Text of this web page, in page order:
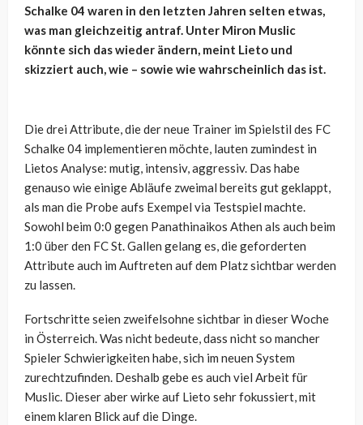
Schalke 04 waren in den letzten Jahren selten etwas,
was man gleichzeitig antraf. Unter Miron Muslic
könnte sich das wieder ändern, meint Lieto und
skizziert auch, wie – sowie wie wahrscheinlich das ist.
Die drei Attribute, die der neue Trainer im Spielstil des FC
Schalke 04 implementieren möchte, lauten zumindest in
Lietos Analyse: mutig, intensiv, aggressiv. Das habe
genauso wie einige Abläufe zweimal bereits gut geklappt,
als man die Probe aufs Exempel via Testspiel machte.
Sowohl beim 0:0 gegen Panathinaikos Athen als auch beim
1:0 über den FC St. Gallen gelang es, die geforderten
Attribute auch im Auftreten auf dem Platz sichtbar werden
zu lassen.
Fortschritte seien zweifelsohne sichtbar in dieser Woche
in Österreich. Was nicht bedeute, dass nicht so mancher
Spieler Schwierigkeiten habe, sich im neuen System
zurechtzufinden. Deshalb gebe es auch viel Arbeit für
Muslic. Dieser aber wirke auf Lieto sehr fokussiert, mit
einem klaren Blick auf die Dinge.